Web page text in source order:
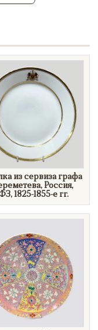
из сервиза графа
Россия,
1825-1855-е гг.